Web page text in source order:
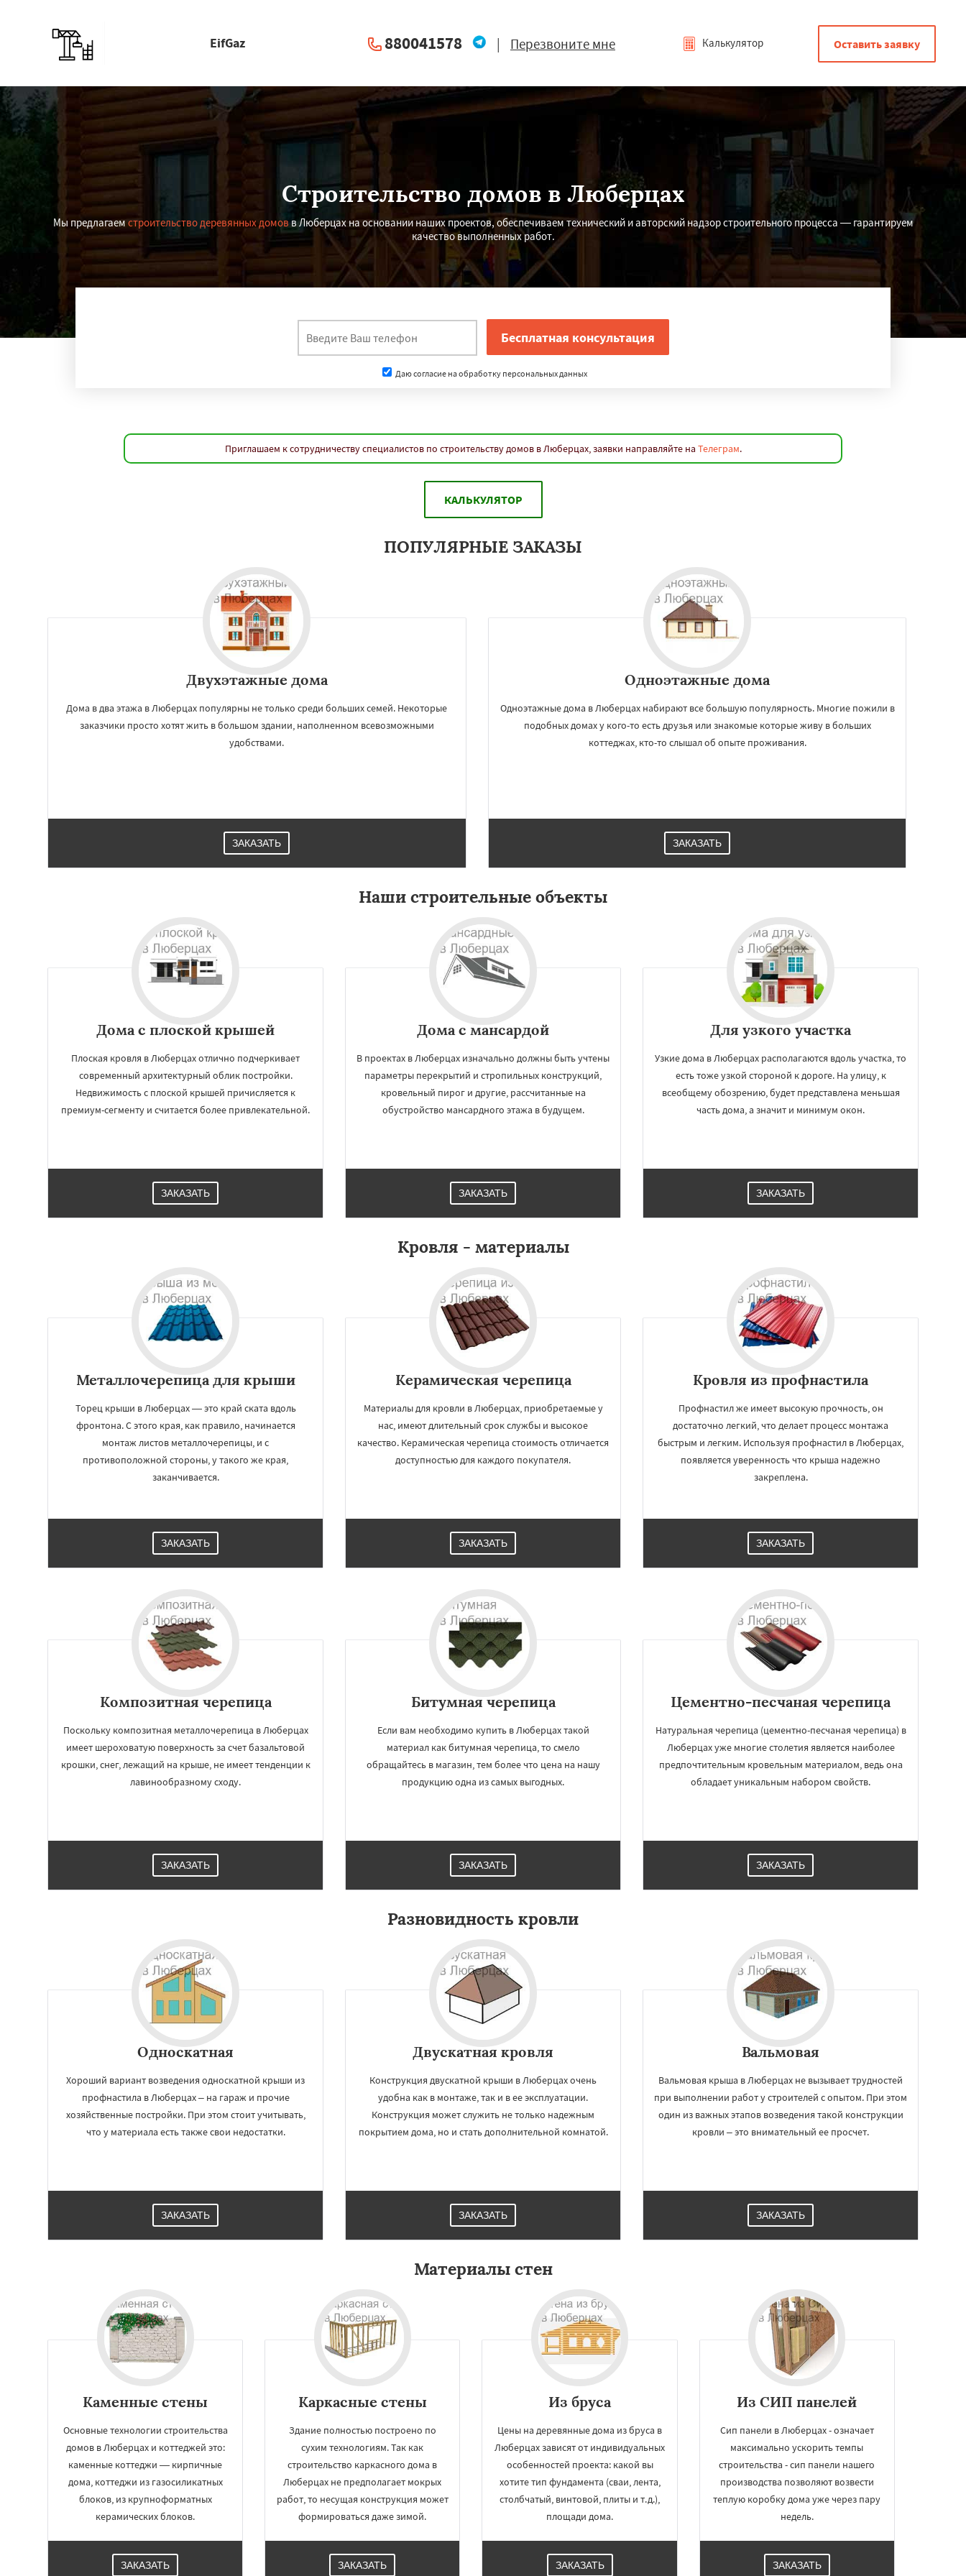
Работаем по
Орехово-Зуево
Подольск
Быково
EifGaz 880041578 | Перезвоните мне Калькулятор Оставить заявку
Строительство домов в Люберцах
Мы предлагаемстроительство деревянных домовв Люберцах на основании наших проектов, обеспечиваем технический и авторский надзор строительного процесса — гарантируем
качество выполненных работ.
Даю согласие на обработку персональных данных
Приглашаем к сотрудничеству специалистов по строительству домов в Люберцах, заявки направляйте на Телеграм.
КАЛЬКУЛЯТОР
ПОПУЛЯРНЫЕ ЗАКАЗЫ
Двухэтажные дома
Дома в два этажа в Люберцах популярны не только среди больших семей. Некоторые
заказчики просто хотят жить в большом здании, наполненном всевозможными
удобствами.
ЗАКАЗАТЬ
Одноэтажные дома
Одноэтажные дома в Люберцах набирают все большую популярность. Многие пожили в
подобных домах у кого-то есть друзья или знакомые которые живу в больших
коттеджах, кто-то слышал об опыте проживания.
ЗАКАЗАТЬ
Наши строительные объекты
Дома с плоской крышей
Плоская кровля в Люберцах отлично подчеркивает
современный архитектурный облик постройки.
Недвижимость с плоской крышей причисляется к
премиум-сегменту и считается более привлекательной.
ЗАКАЗАТЬ
Дома с мансардой
В проектах в Люберцах изначально должны быть учтены
параметры перекрытий и стропильных конструкций,
кровельный пирог и другие, рассчитанные на
обустройство мансардного этажа в будущем.
ЗАКАЗАТЬ
Для узкого участка
Узкие дома в Люберцах располагаются вдоль участка, то
есть тоже узкой стороной к дороге. На улицу, к
всеобщему обозрению, будет представлена меньшая
часть дома, а значит и минимум окон.
ЗАКАЗАТЬ
Кровля - материалы
Металлочерепица для крыши
Торец крыши в Люберцах — это край ската вдоль
фронтона. С этого края, как правило, начинается
монтаж листов металлочерепицы, и с
противоположной стороны, у такого же края,
заканчивается.
ЗАКАЗАТЬ
Керамическая черепица
Материалы для кровли в Люберцах, приобретаемые у
нас, имеют длительный срок службы и высокое
качество. Керамическая черепица стоимость отличается
доступностью для каждого покупателя.
ЗАКАЗАТЬ
Кровля из профнастила
Профнастил же имеет высокую прочность, он
достаточно легкий, что делает процесс монтажа
быстрым и легким. Используя профнастил в Люберцах,
появляется уверенность что крыша надежно
закреплена.
ЗАКАЗАТЬ
Композитная черепица
Поскольку композитная металлочерепица в Люберцах
имеет шероховатую поверхность за счет базальтовой
крошки, снег, лежащий на крыше, не имеет тенденции к
лавинообразному сходу.
ЗАКАЗАТЬ
Битумная черепица
Если вам необходимо купить в Люберцах такой
материал как битумная черепица, то смело
обращайтесь в магазин, тем более что цена на нашу
продукцию одна из самых выгодных.
ЗАКАЗАТЬ
Цементно-песчаная черепица
Натуральная черепица (цементно-песчаная черепица) в
Люберцах уже многие столетия является наиболее
предпочтительным кровельным материалом, ведь она
обладает уникальным набором свойств.
ЗАКАЗАТЬ
Разновидность кровли
Односкатная
Хороший вариант возведения односкатной крыши из
профнастила в Люберцах – на гараж и прочие
хозяйственные постройки. При этом стоит учитывать,
что у материала есть также свои недостатки.
ЗАКАЗАТЬ
Двускатная кровля
Конструкция двускатной крыши в Люберцах очень
удобна как в монтаже, так и в ее эксплуатации.
Конструкция может служить не только надежным
покрытием дома, но и стать дополнительной комнатой.
ЗАКАЗАТЬ
Вальмовая
Вальмовая крыша в Люберцах не вызывает трудностей
при выполнении работ у строителей с опытом. При этом
один из важных этапов возведения такой конструкции
кровли – это внимательный ее просчет.
ЗАКАЗАТЬ
Материалы стен
Каменные стены
Основные технологии строительства
домов в Люберцах и коттеджей это:
каменные коттеджи — кирпичные
дома, коттеджи из газосиликатных
блоков, из крупноформатных
керамических блоков.
ЗАКАЗАТЬ
Каркасные стены
Здание полностью построено по
сухим технологиям. Так как
строительство каркасного дома в
Люберцах не предполагает мокрых
работ, то несущая конструкция может
формироваться даже зимой.
ЗАКАЗАТЬ
Из бруса
Цены на деревянные дома из бруса в
Люберцах зависят от индивидуальных
особенностей проекта: какой вы
хотите тип фундамента (сваи, лента,
столбчатый, винтовой, плиты и т.д.),
площади дома.
ЗАКАЗАТЬ
Из СИП панелей
Сип панели в Люберцах - означает
максимально ускорить темпы
строительства - сип панели нашего
производства позволяют возвести
теплую коробку дома уже через пару
недель.
ЗАКАЗАТЬ
УЗНАТЬ ПОДРОБНЕЕ
Даю согласие на обработку персональных данных